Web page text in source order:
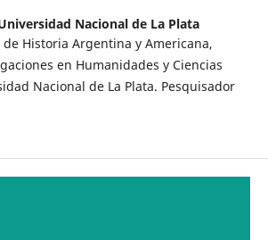
Nacional de La Plata
Historia Argentina y Americana,
en Humanidades y Ciencias
Nacional de La Plata. Pesquisador